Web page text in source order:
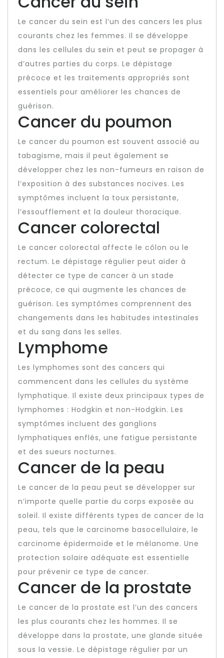
Le cancer du sein est l’un des cancers les plus
courants chez les femmes. Il se développe
dans les cellules du sein et peut se propager à
d’autres parties du corps. Le dépistage
précoce et les traitements appropriés sont
essentiels pour améliorer les chances de
guérison.
Cancer du poumon
Le cancer du poumon est souvent associé au
tabagisme, mais il peut également se
développer chez les non-fumeurs en raison de
l’exposition à des substances nocives. Les
symptômes incluent la toux persistante,
l’essoufflement et la douleur thoracique.
Cancer colorectal
Le cancer colorectal affecte le côlon ou le
rectum. Le dépistage régulier peut aider à
détecter ce type de cancer à un stade
précoce, ce qui augmente les chances de
guérison. Les symptômes comprennent des
changements dans les habitudes intestinales
et du sang dans les selles.
Lymphome
Les lymphomes sont des cancers qui
commencent dans les cellules du système
lymphatique. Il existe deux principaux types de
lymphomes : Hodgkin et non-Hodgkin. Les
symptômes incluent des ganglions
lymphatiques enflés, une fatigue persistante
et des sueurs nocturnes.
Cancer de la peau
Le cancer de la peau peut se développer sur
n’importe quelle partie du corps exposée au
soleil. Il existe différents types de cancer de la
peau, tels que le carcinome basocellulaire, le
carcinome épidermoïde et le mélanome. Une
protection solaire adéquate est essentielle
pour prévenir ce type de cancer.
Cancer de la prostate
Le cancer de la prostate est l’un des cancers
les plus courants chez les hommes. Il se
développe dans la prostate, une glande située
sous la vessie. Le dépistage régulier par un